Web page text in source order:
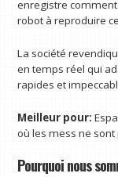
enregistre
robot à reproduire
La société
en temps réel qui
rapides et
Meilleur pour:
où les mess ne
Pourquoi nous